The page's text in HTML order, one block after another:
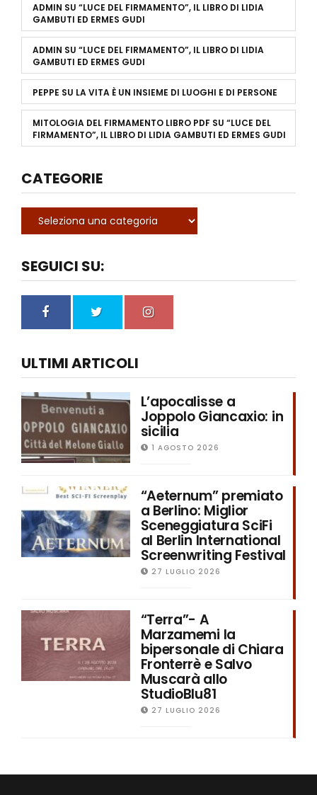
ADMIN SU “LUCE DEL FIRMAMENTO”, IL LIBRO DI LIDIA
GAMBUTI ED ERMES GUDI
ADMIN SU “LUCE DEL FIRMAMENTO”, IL LIBRO DI LIDIA
GAMBUTI ED ERMES GUDI
PEPPE SU LA VITA È UN INSIEME DI LUOGHI E DI PERSONE
MITOLOGIA DEL FIRMAMENTO LIBRO PDF SU “LUCE DEL
FIRMAMENTO”, IL LIBRO DI LIDIA GAMBUTI ED ERMES GUDI
CATEGORIE
SEGUICI SU:
ULTIMI ARTICOLI
L’apocalisse a
Joppolo Giancaxio: in
sicilia
1 AGOSTO 2026
“Aeternum” premiato
a Berlino: Miglior
Sceneggiatura SciFi
al Berlin International
Screenwriting Festival
27 LUGLIO 2026
“Terra”- A
Marzamemi la
bipersonale di Chiara
Fronterrè e Salvo
Muscarà allo
StudioBlu81
27 LUGLIO 2026